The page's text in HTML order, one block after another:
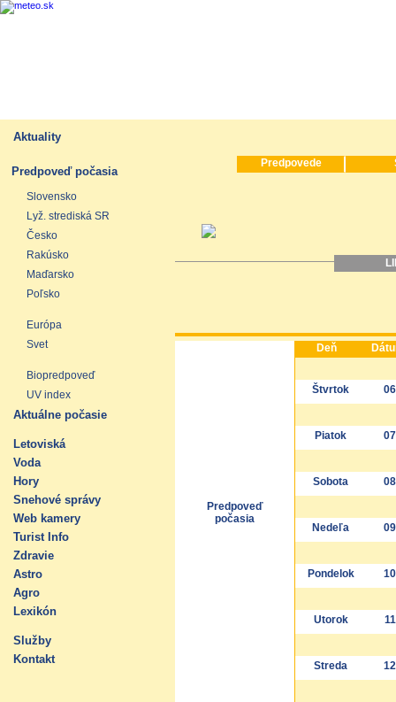
Aktuality
Predpoveď počasia
Slovensko
Lyž. strediská SR
Česko
Rakúsko
Maďarsko
Poľsko
Európa
Svet
Biopredpoveď
UV index
Aktuálne počasie
Letoviská
Voda
Hory
Snehové správy
Web kamery
Turist Info
Zdravie
Astro
Agro
Lexikón
Služby
Kontakt
Predpovede
Predpoveď
počasia
Deň
Štvrtok
Piatok
Sobota
Nedeľa
Pondelok
Utorok
Streda